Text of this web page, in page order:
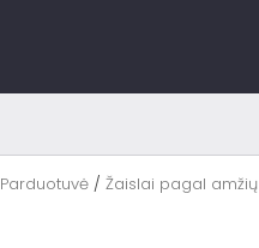
Parduotuvė / Žaislai pagal amžių